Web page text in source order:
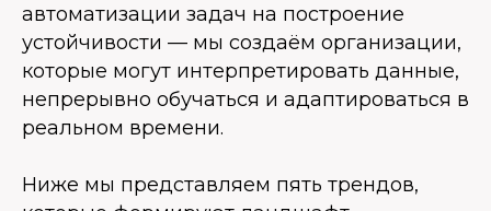
автоматизации задач на построение
устойчивости — мы создаём организации,
которые могут интерпретировать данные,
непрерывно обучаться и адаптироваться в
реальном времени.
Ниже мы представляем пять трендов,